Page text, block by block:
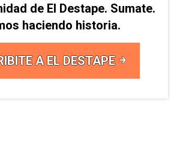
de El Destape. Sumate.
haciendo historia.
A EL DESTAPE